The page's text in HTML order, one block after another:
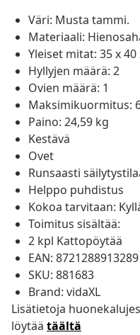
Väri: Musta tammi.
Materiaali:
Yleiset mitat: 35 x 40
Hyllyjen määrä: 2
Ovien määrä: 1
Maksimikuormitus:
Paino: 24,59 kg
Kestävä
Ovet
Runsaasti
Helppo puhdistus
Kokoa tarvitaan:
Toimitus sisältää:
2 kpl Kattopöytää
EAN: 8721288913289
SKU: 881683
Brand: vidaXL
Lisätietoja
löytää täältä